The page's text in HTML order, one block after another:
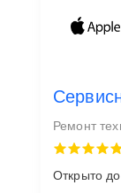
Ремонт
Открыто